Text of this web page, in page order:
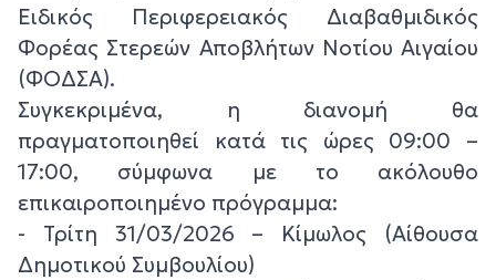
Ειδικός Περιφερειακός Διαβαθμιδικός
Φορέας Στερεών Αποβλήτων Νοτίου Αιγαίου
(ΦΟΔΣΑ).
Συγκεκριμένα, η διανομή θα
πραγματοποιηθεί κατά τις ώρες 09:00 –
17:00, σύμφωνα με το ακόλουθο
επικαιροποιημένο πρόγραμμα:
- Τρίτη 31/03/2026 – Κίμωλος (Αίθουσα
Δημοτικού Συμβουλίου)